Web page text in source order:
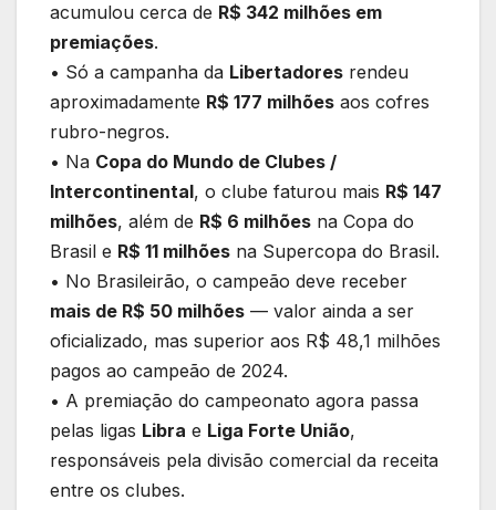
acumulou cerca de R$ 342 milhões em
premiações.
• Só a campanha da Libertadores rendeu
aproximadamente R$ 177 milhões aos cofres
rubro-negros.
• Na Copa do Mundo de Clubes /
Intercontinental, o clube faturou mais R$ 147
milhões, além de R$ 6 milhões na Copa do
Brasil e R$ 11 milhões na Supercopa do Brasil.
• No Brasileirão, o campeão deve receber
mais de R$ 50 milhões — valor ainda a ser
oficializado, mas superior aos R$ 48,1 milhões
pagos ao campeão de 2024.
• A premiação do campeonato agora passa
pelas ligas Libra e Liga Forte União,
responsáveis pela divisão comercial da receita
entre os clubes.